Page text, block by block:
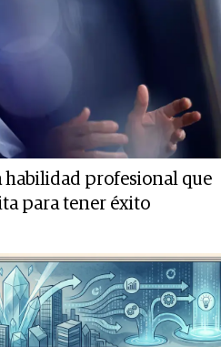
habilidad profesional que
para tener éxito